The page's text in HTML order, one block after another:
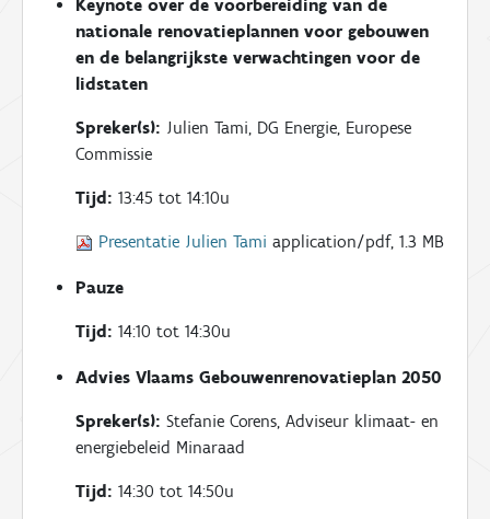
Keynote over de voorbereiding van de
nationale renovatieplannen voor gebouwen
en de belangrijkste verwachtingen voor de
lidstaten
Spreker(s): Julien Tami, DG Energie, Europese
Commissie
Tijd: 13:45 tot 14:10u
Presentatie Julien Tami application/pdf, 1.3 MB
Pauze
Tijd: 14:10 tot 14:30u
Advies Vlaams Gebouwenrenovatieplan 2050
Spreker(s): Stefanie Corens, Adviseur klimaat- en
energiebeleid Minaraad
Tijd: 14:30 tot 14:50u